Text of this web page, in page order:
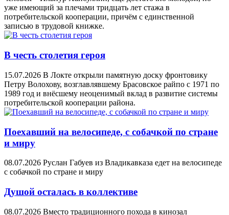
уже имеющий за плечами тридцать лет стажа в
потребительской кооперации, причём с единственной
записью в трудовой книжке.
В честь столетия героя
15.07.2026 В Локте открыли памятную доску фронтовику
Петру Волохову, возглавлявшему Брасовское райпо с 1971 по
1989 год и внёсшему неоценимый вклад в развитие системы
потребительской кооперации района.
Поехавший на велосипеде, с собачкой по стране
и миру
08.07.2026 Руслан Габуев из Владикавказа едет на велосипеде
с собачкой по стране и миру
Душой осталась в коллективе
08.07.2026 Вместо традиционного похода в кинозал